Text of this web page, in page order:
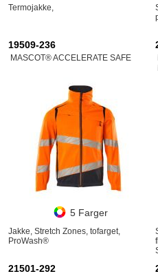
Termojakke,
19509-236
MASCOT® ACCELERATE SAFE
5 Farger
Jakke, Stretch Zones, tofarget,
ProWash®
21501-292